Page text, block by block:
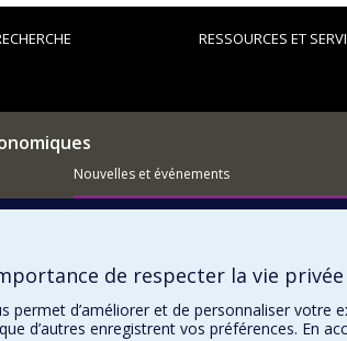
RESSOURCES ET
Nouvelles et événements
Comment soutenir le Département?
de respecter la vie privée
permet d’améliorer et de personnaliser
d’autres enregistrent vos préférences. En